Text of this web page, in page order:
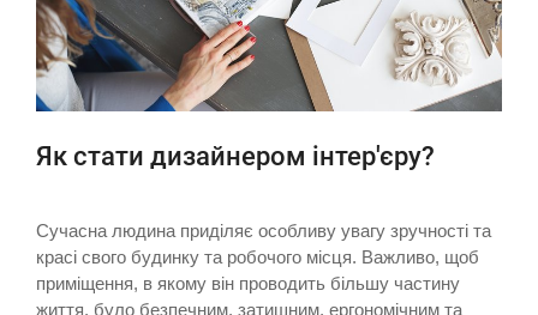
Як стати дизайнером інтер'єру?
Сучасна людина приділяє особливу увагу зручності та
красі свого будинку та робочого місця. Важливо, щоб
приміщення, в якому він проводить більшу частину
життя, було безпечним, затишним, ергономічним та